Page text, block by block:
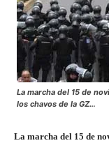
La marcha del 15 de
los chavos de la GZ…
La marcha del 15 de